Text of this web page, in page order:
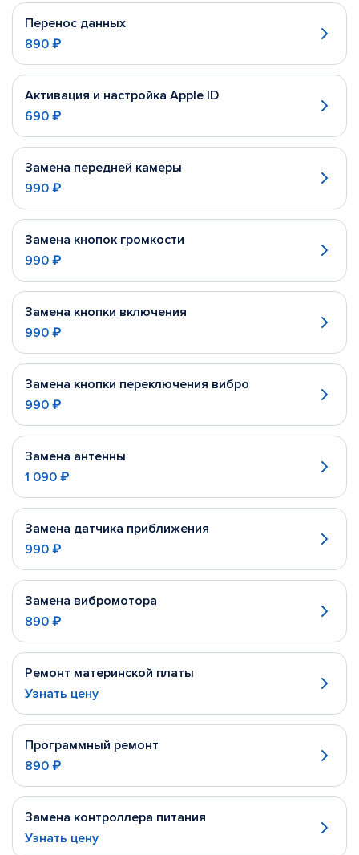
Перенос данных
890 ₽
Активация и настройка Apple ID
690 ₽
Замена передней камеры
990 ₽
Замена кнопок громкости
990 ₽
Замена кнопки включения
990 ₽
Замена кнопки переключения вибро
990 ₽
Замена антенны
1 090 ₽
Замена датчика приближения
990 ₽
Замена вибромотора
890 ₽
Ремонт материнской платы
Узнать цену
Программный ремонт
890 ₽
Замена контроллера питания
Узнать цену